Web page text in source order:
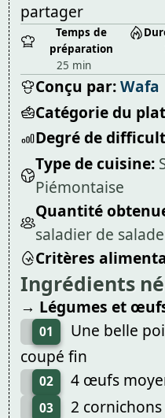
partager
Temps de
préparation
25 min
Conçu par:Wafa
Catégorie du
Degré de
Type de cuisine:
Piémontaise
Quantité
saladier de
Critères
Ingrédients
→ Légumes et
01
Une belle
coupé fin
02 4 œufs
03 2